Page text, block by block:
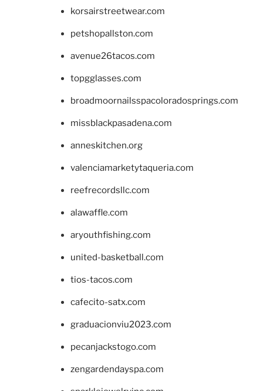
korsairstreetwear.com
petshopallston.com
avenue26tacos.com
topgglasses.com
broadmoornailsspacoloradosprings.com
missblackpasadena.com
anneskitchen.org
valenciamarketytaqueria.com
reefrecordsllc.com
alawaffle.com
aryouthfishing.com
united-basketball.com
tios-tacos.com
cafecito-satx.com
graduacionviu2023.com
pecanjackstogo.com
zengardendayspa.com